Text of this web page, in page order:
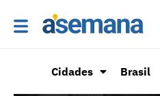
Cidades Brasil